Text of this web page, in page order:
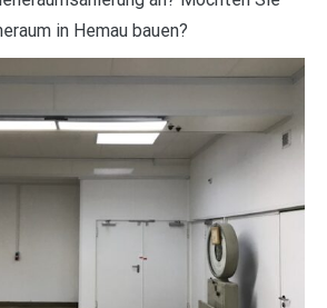
in Hemau bauen?